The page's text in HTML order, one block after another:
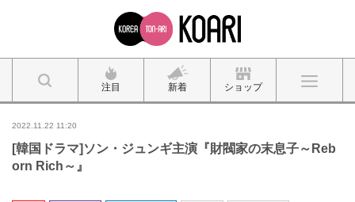
注目 新着 ショップ
2022.11.22 11:20
[韓国ドラマ]ソン・ジュンギ主演『財閥家の末息子～Reb
orn Rich～』